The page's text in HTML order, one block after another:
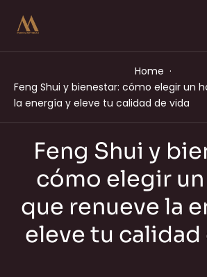
Home
Feng Shui y bienestar: cómo elegir un
la energía y eleve tu calidad de vida
Feng Shui y
cómo elegir
que renueve la
eleve tu calidad